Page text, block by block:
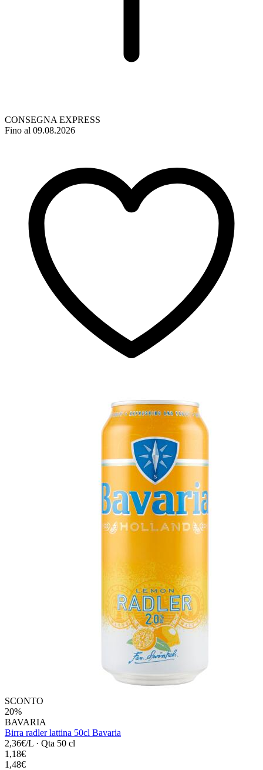
CONSEGNA EXPRESS
Fino al 09.08.2026
SCONTO
20%
BAVARIA
Birra radler lattina 50cl Bavaria
2,36€/L · Qta 50 cl
1,18€
1,48€